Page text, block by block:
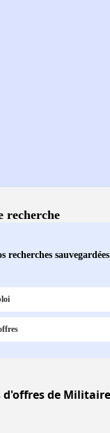
recherche
recherches
d'offres de